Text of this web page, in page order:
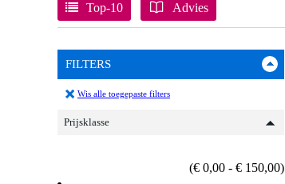
Top-10 Advies
FILTERS
Wis alle toegepaste filters
Prijsklasse
(€ 0,00 - € 150,00)